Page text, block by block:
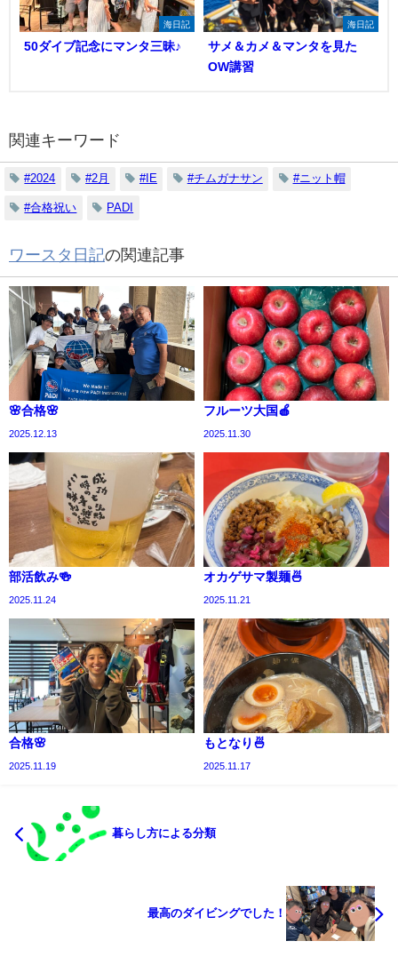
海日記
50ダイブ記念にマンタ三昧♪
海日記
サメ＆カメ＆マンタを見た
OW講習
関連キーワード
#2024 #2月 #IE #チムガナサン #ニット帽
#合格祝い PADI
ワースタ日記の関連記事
🌸合格🌸
2025.12.13
フルーツ大国🍎
2025.11.30
部活飲み🍻
2025.11.24
オカゲサマ製麺🍜
2025.11.21
合格🌸
2025.11.19
もとなり🍜
2025.11.17
暮らし方による分類
最高のダイビングでした！